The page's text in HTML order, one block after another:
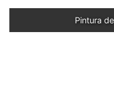
Pintura